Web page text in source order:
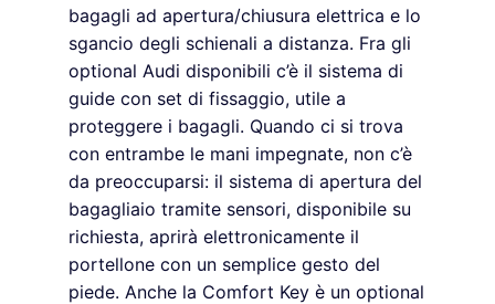
bagagli ad apertura/chiusura elettrica e lo
sgancio degli schienali a distanza. Fra gli
optional Audi disponibili c’è il sistema di
guide con set di fissaggio, utile a
proteggere i bagagli. Quando ci si trova
con entrambe le mani impegnate, non c’è
da preoccuparsi: il sistema di apertura del
bagagliaio tramite sensori, disponibile su
richiesta, aprirà elettronicamente il
portellone con un semplice gesto del
piede. Anche la Comfort Key è un optional